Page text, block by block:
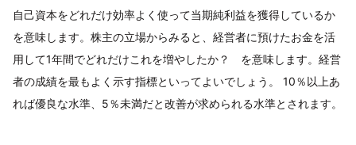
自己資本をどれだけ効率よく使って当期純利益を獲得しているか
を意味します。株主の立場からみると、経営者に預けたお金を活
用して1年間でどれだけこれを増やしたか？ を意味します。経営
者の成績を最もよく示す指標といってよいでしょう。 10％以上あ
れば優良な水準、5％未満だと改善が求められる水準とされます。